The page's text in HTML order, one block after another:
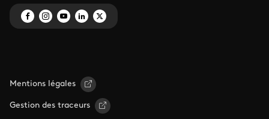
Mentions légales
Gestion des traceurs